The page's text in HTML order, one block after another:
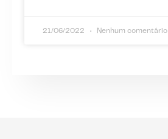
21/06/2022 Nenhum comentário